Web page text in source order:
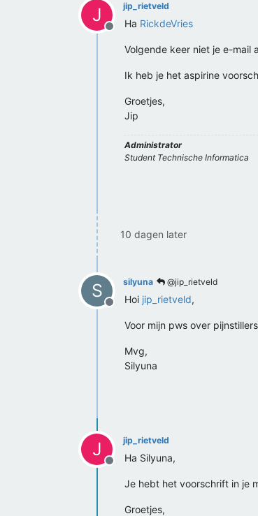
J
Offline
jip_rietveld
Ha RickdeVries
Volgende keer niet je e-mail
Ik heb je het aspirine
Groetjes,
Jip
Administrator
Student Technische Informatica
10 dagen later
S
Offline
silyuna @jip_rietveld
Hoi jip_rietveld,
Voor mijn pws over
Mvg,
Silyuna
J
Offline
jip_rietveld
Ha Silyuna,
Je hebt het voorschrift in je
Groetjes,